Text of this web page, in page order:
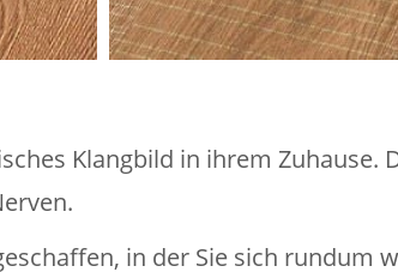
Klangbild in ihrem Zuhause.
in der Sie sich rundum